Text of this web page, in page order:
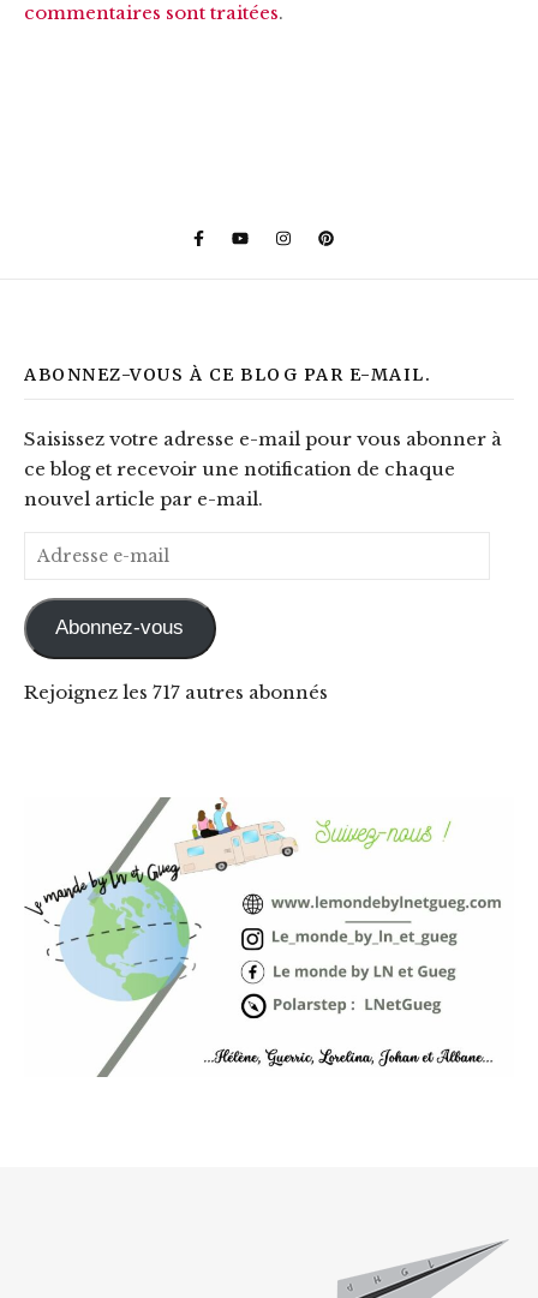
commentaires sont traitées.
ABONNEZ-VOUS À CE BLOG PAR E-MAIL.
Saisissez votre adresse e-mail pour vous abonner à
ce blog et recevoir une notification de chaque
nouvel article par e-mail.
Adresse e-mail
Abonnez-vous
Rejoignez les 717 autres abonnés